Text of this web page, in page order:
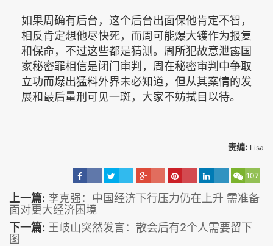
如果周确有后台，这个后台出面保他肯定不智，
相反肯定想他尽快死，而周可能爆大镬作为报复
和保命，不过这些都是猜测。周所犯故意泄露国
家秘密罪相信是闭门审判，周在秘密审判中争取
立功而爆出猛料外界未必知道，但从其案情的发
展和最后量刑可见一斑，大家不妨拭目以待。
责编: Lisa
107
上一篇: 李克强：中国经济下行压力仍在上升 需准备
面对更大经济困境
下一篇: 王岐山突然发言：散会后有2个人需要留下
图